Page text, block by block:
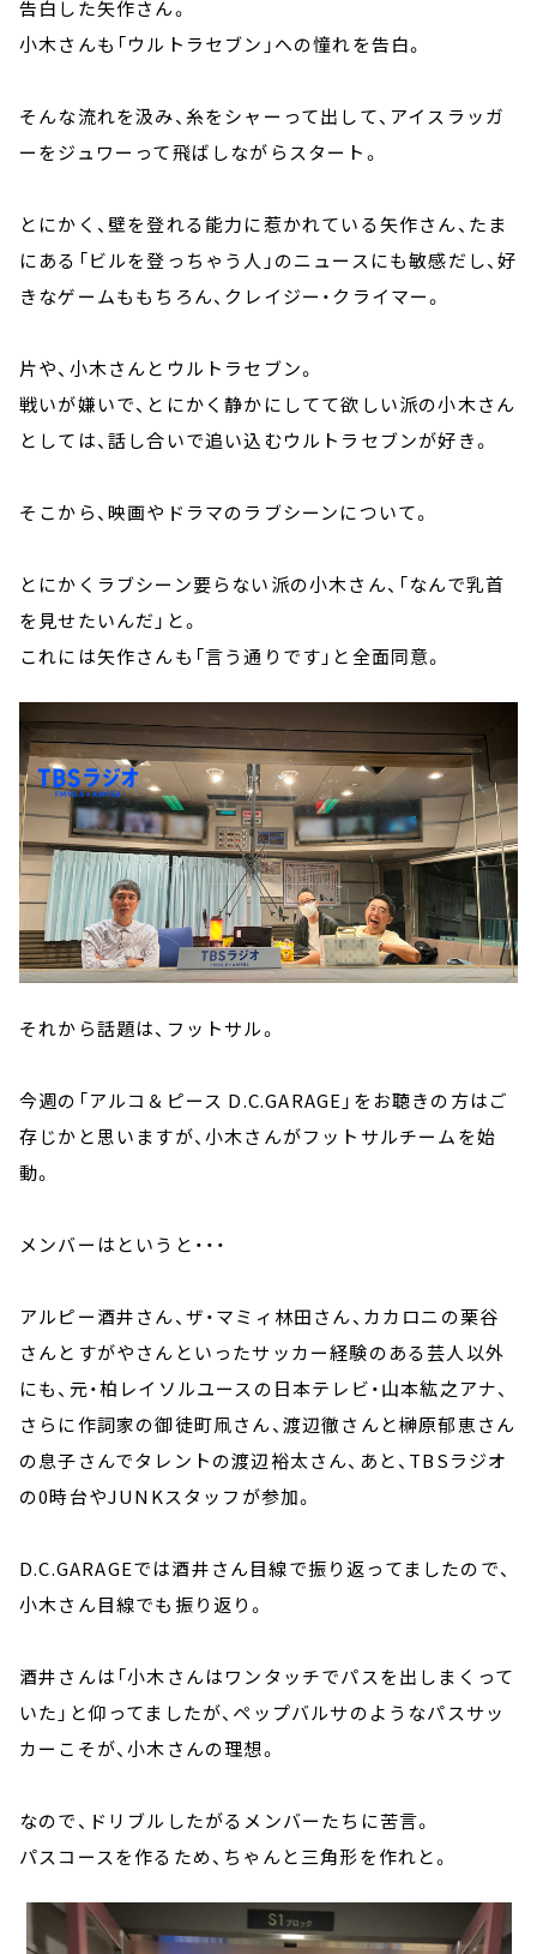
告白した矢作さん。
小木さんも「ウルトラセブン」への憧れを告白。
そんな流れを汲み、糸をシャーって出して、アイスラッガ
ーをジュワーって飛ばしながらスタート。
とにかく、壁を登れる能力に惹かれている矢作さん、たま
にある「ビルを登っちゃう人」のニュースにも敏感だし、好
きなゲームももちろん、クレイジー・クライマー。
片や、小木さんとウルトラセブン。
戦いが嫌いで、とにかく静かにしてて欲しい派の小木さん
としては、話し合いで追い込むウルトラセブンが好き。
そこから、映画やドラマのラブシーンについて。
とにかくラブシーン要らない派の小木さん、「なんで乳首
を見せたいんだ」と。
これには矢作さんも「言う通りです」と全面同意。
それから話題は、フットサル。
今週の「アルコ＆ピース D.C.GARAGE」をお聴きの方はご
存じかと思いますが、小木さんがフットサルチームを始
動。
メンバーはというと・・・
アルピー酒井さん、ザ・マミィ林田さん、カカロニの栗谷
さんとすがやさんといったサッカー経験のある芸人以外
にも、元・柏レイソルユースの日本テレビ・山本紘之アナ、
さらに作詞家の御徒町凧さん、渡辺徹さんと榊原郁恵さん
の息子さんでタレントの渡辺裕太さん、あと、TBSラジオ
の0時台やJUNKスタッフが参加。
D.C.GARAGEでは酒井さん目線で振り返ってましたので、
小木さん目線でも振り返り。
酒井さんは「小木さんはワンタッチでパスを出しまくって
いた」と仰ってましたが、ペップバルサのようなパスサッ
カーこそが、小木さんの理想。
なので、ドリブルしたがるメンバーたちに苦言。
パスコースを作るため、ちゃんと三角形を作れと。